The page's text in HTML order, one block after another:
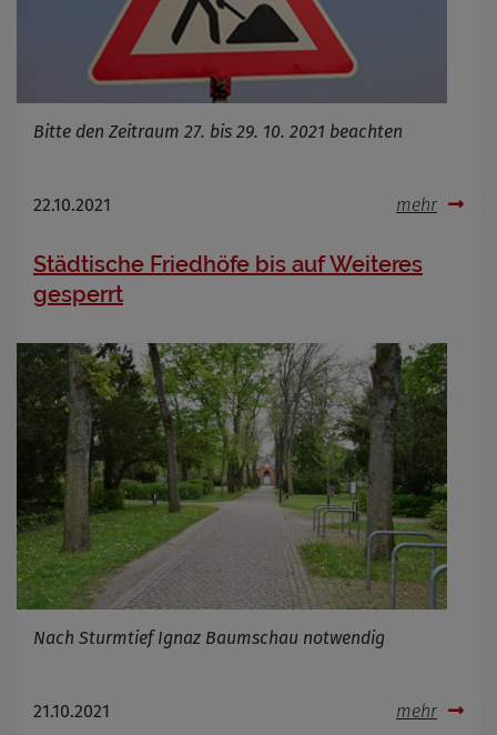
Bitte den Zeitraum 27. bis 29. 10. 2021 beachten
22.10.2021 mehr
Städtische Friedhöfe bis auf Weiteres
gesperrt
Nach Sturmtief Ignaz Baumschau notwendig
21.10.2021 mehr